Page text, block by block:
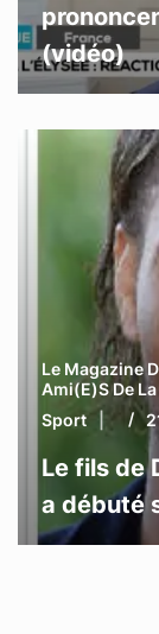
(vidéo)
Le Magazine
Ami(e)s De La
Sport
Le fils de
a débuté